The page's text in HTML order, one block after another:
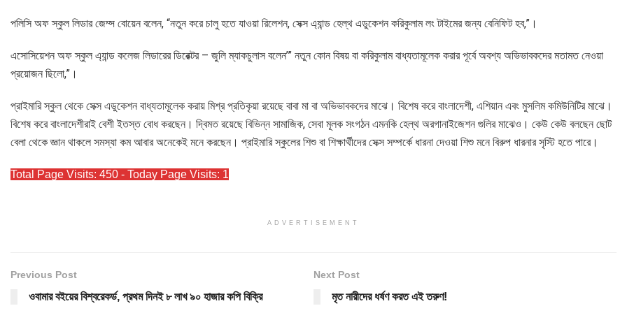
পলিসি অফ স্কুল লিডার জেম্স বোয়েন বলেন, “নতুন করে চালু হতে যাওয়া রিলেশন, সেক্স এ্যান্ড হেল্থ এডুকেশন করিকুলাম লং টাইমের জন্য বেনিফিট হব,”।
এসোসিয়েশন অফ স্কুল এ্যান্ড কলেজ লিডারের ডিরেক্টর – জুলি ম্যাকচুলাস বলেন’” নতুন কোন বিষয় বা করিকুলাম বাধ্যতামূলেক করার পূর্বে অবশ্য অভিভাবকদের মতামত নেওয়া
প্রয়োজন ছিলো,”।
প্রাইমারি স্কুল থেকে সেক্স এডুকেশন বাধ্যতামূলেক করায় মিশ্র প্রতিকৃয়া রয়েছে বাবা মা বা অভিভাবকদের মাঝে। বিশেষ করে বাংলাদেশী, এশিয়ান এবং মুসলিম কমিউনিটির মাঝে।
বিশেষ করে বাংলাদেশীরাই বেশী ইতস্ত বোধ করছেন। দ্বিমত রয়েছে বিভিন্ন সামাজিক, সেবা মূলক সংগঠন এমনকি হেল্থ অরগানাইজেশন গুলির মাঝেও। কেউ কেউ বলছেন ছোট
বেলা থেকে জ্ঞান থাকলে সমস্যা কম আবার অনেকেই মনে করছেন। প্রাইমারি স্কুলের শিশু বা শিক্ষার্থীদের সেক্স সম্পর্কে ধারনা দেওয়া শিশু মনে বিরুপ ধারনার সৃস্টি হতে পারে।
Total Page Visits: 450 - Today Page Visits: 1
ADVERTISEMENT
Previous Post
ওবামার বইয়ের বিশ্বরেকর্ড, প্রথম দিনই ৮ লাখ ৯০ হাজার কপি বিক্রি
Next Post
মৃত নারীদের ধর্ষণ করত এই তরুণ!